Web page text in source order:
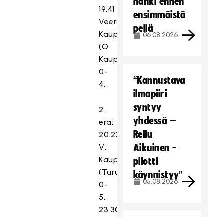
19.41
Veera
Kauppi
(O.
Kauppi)
0-
4.
2.
erä:
20.23
V.
Kauppi
(Turunen)
0-
5,
23.30
ensimmäistä
peliä
06.08.2026
“Kannustava
ilmapiiri
syntyy
yhdessä –
Reilu
Aikuinen -
pilotti
käynnistyy”
05.08.2026